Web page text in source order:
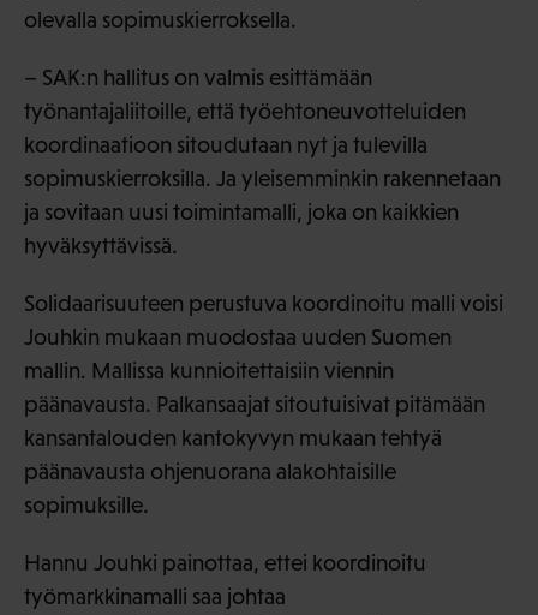
olevalla sopimuskierroksella.
– SAK:n hallitus on valmis esittämään
työnantajaliitoille, että työehtoneuvotteluiden
koordinaatioon sitoudutaan nyt ja tulevilla
sopimuskierroksilla. Ja yleisemminkin rakennetaan
ja sovitaan uusi toimintamalli, joka on kaikkien
hyväksyttävissä.
Solidaarisuuteen perustuva koordinoitu malli voisi
Jouhkin mukaan muodostaa uuden Suomen
mallin. Mallissa kunnioitettaisiin viennin
päänavausta. Palkansaajat sitoutuisivat pitämään
kansantalouden kantokyvyn mukaan tehtyä
päänavausta ohjenuorana alakohtaisille
sopimuksille.
Hannu Jouhki painottaa, ettei koordinoitu
työmarkkinamalli saa johtaa